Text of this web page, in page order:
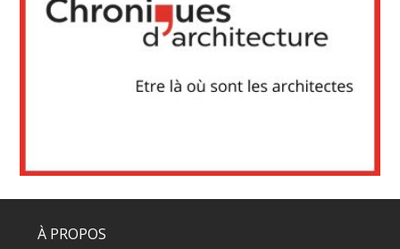
À PROPOS